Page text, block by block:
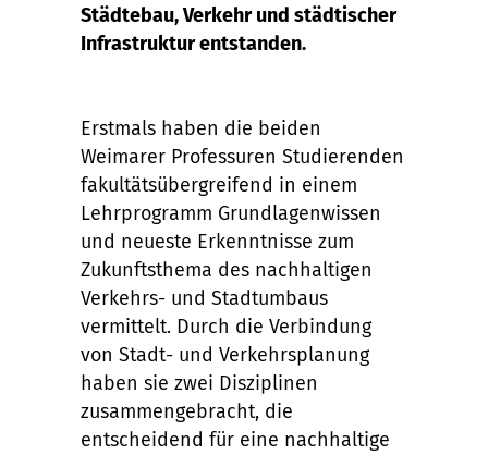
Städtebau, Verkehr und städtischer
Infrastruktur entstanden.
Erstmals haben die beiden
Weimarer Professuren Studierenden
fakultätsübergreifend in einem
Lehrprogramm Grundlagenwissen
und neueste Erkenntnisse zum
Zukunftsthema des nachhaltigen
Verkehrs- und Stadtumbaus
vermittelt. Durch die Verbindung
von Stadt- und Verkehrsplanung
haben sie zwei Disziplinen
zusammengebracht, die
entscheidend für eine nachhaltige